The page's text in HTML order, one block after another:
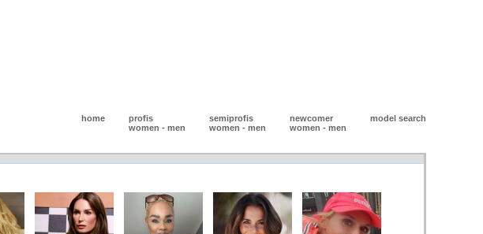
home
profis
women - men
semiprofis
women - men
newcomer
women - men
model search